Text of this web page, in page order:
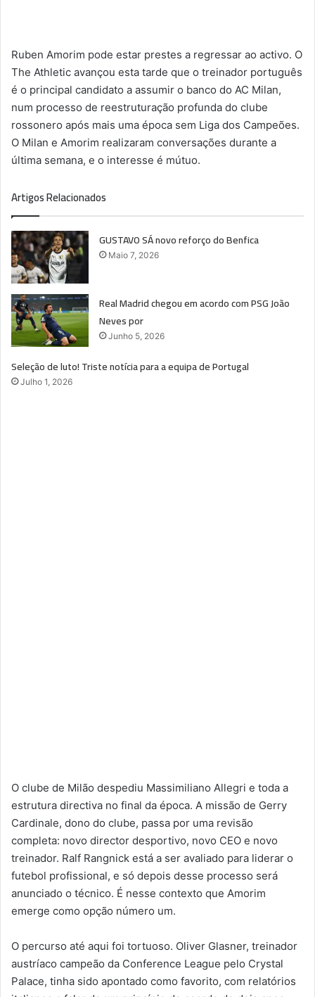
Ruben Amorim pode estar prestes a regressar ao activo. O
The Athletic avançou esta tarde que o treinador português
é o principal candidato a assumir o banco do AC Milan,
num processo de reestruturação profunda do clube
rossonero após mais uma época sem Liga dos Campeões.
O Milan e Amorim realizaram conversações durante a
última semana, e o interesse é mútuo.
Artigos Relacionados
GUSTAVO SÁ novo reforço do Benfica
Maio 7, 2026
Real Madrid chegou em acordo com PSG João
Neves por
Junho 5, 2026
Seleção de luto! Triste notícia para a equipa de Portugal
Julho 1, 2026
O clube de Milão despediu Massimiliano Allegri e toda a
estrutura directiva no final da época. A missão de Gerry
Cardinale, dono do clube, passa por uma revisão
completa: novo director desportivo, novo CEO e novo
treinador. Ralf Rangnick está a ser avaliado para liderar o
futebol profissional, e só depois desse processo será
anunciado o técnico. É nesse contexto que Amorim
emerge como opção número um.
O percurso até aqui foi tortuoso. Oliver Glasner, treinador
austríaco campeão da Conference League pelo Crystal
Palace, tinha sido apontado como favorito, com relatórios